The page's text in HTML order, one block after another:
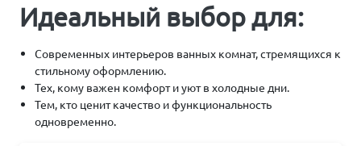
Идеальный выбор для:
Современных интерьеров ванных комнат, стремящихся к
стильному оформлению.
Тех, кому важен комфорт и уют в холодные дни.
Тем, кто ценит качество и функциональность
одновременно.